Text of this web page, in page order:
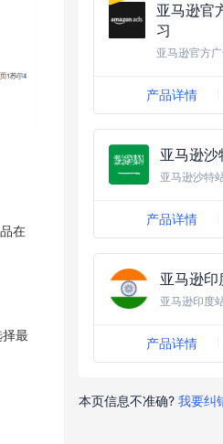
在
最
亚马逊官
习
亚马逊官方
产品详情
亚马逊沙
亚马逊沙特
产品详情
亚马逊印
亚马逊印度
产品详情
本页信息不准确? 我要纠